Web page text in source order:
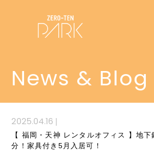
News & Blog
2025.04.16 |
【 福岡・天神 レンタルオフィス 】地
分！家具付き5月入居可！